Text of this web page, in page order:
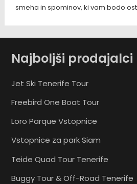
smeha in spominov, ki vam bodo
Najboljši prodajalci
Jet Ski Tenerife Tour
Freebird One Boat Tour
Loro Parque Vstopnice
Vstopnice za park Siam
Teide Quad Tour Tenerife
Buggy Tour & Off-Road Tenerife